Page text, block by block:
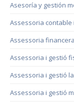
Asesoría y gestión
Assessoria
Assessoria financera
Assessoria i gestió
Assessoria i gestió
Assessoria i gestió